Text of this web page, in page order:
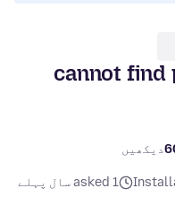
cannot find
دیکھیں
asked 1 سال پہلے